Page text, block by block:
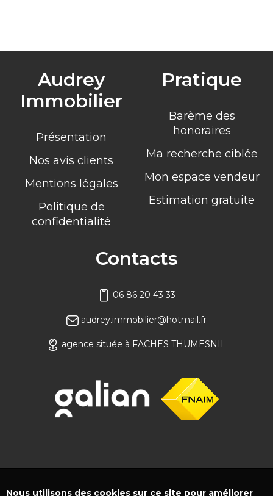
Audrey
Immobilier
Présentation
Nos avis clients
Mentions légales
Politique de
confidentialité
Pratique
Barème des
honoraires
Ma recherche ciblée
Mon espace vendeur
Estimation gratuite
Contacts
06 86 20 43 33
audrey.immobilier@hotmail.fr
agence située à FACHES THUMESNIL
Nous utilisons des cookies sur ce site pour améliorer